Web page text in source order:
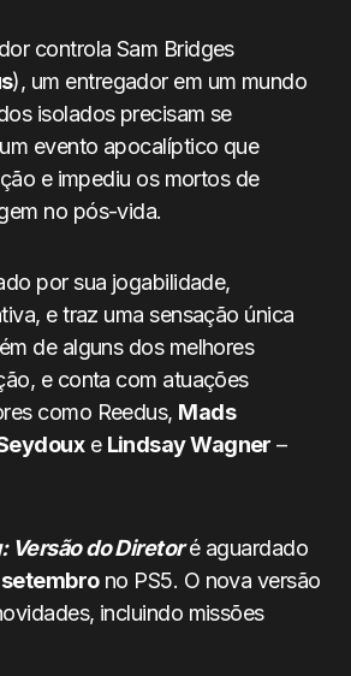
controla Sam Bridges
), um entregador em um mundo
isolados precisam se
evento apocalíptico que
e impediu os mortos de
no pós-vida.
por sua jogabilidade,
e traz uma sensação única
de alguns dos melhores
e conta com atuações
como Reedus, Mads
e Lindsay Wagner –
Versão do Diretoré aguardado
no PS5. O nova versão
incluindo missões